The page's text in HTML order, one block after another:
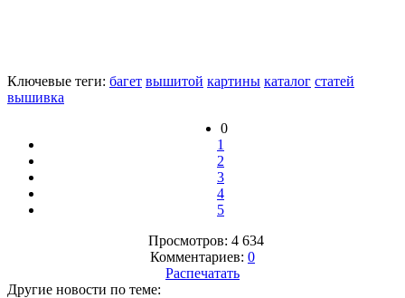
Ключевые теги: багет вышитой картины каталог статей
вышивка
0
1
2
3
4
5
Просмотров: 4 634
Комментариев: 0
Распечатать
Другие новости по теме: